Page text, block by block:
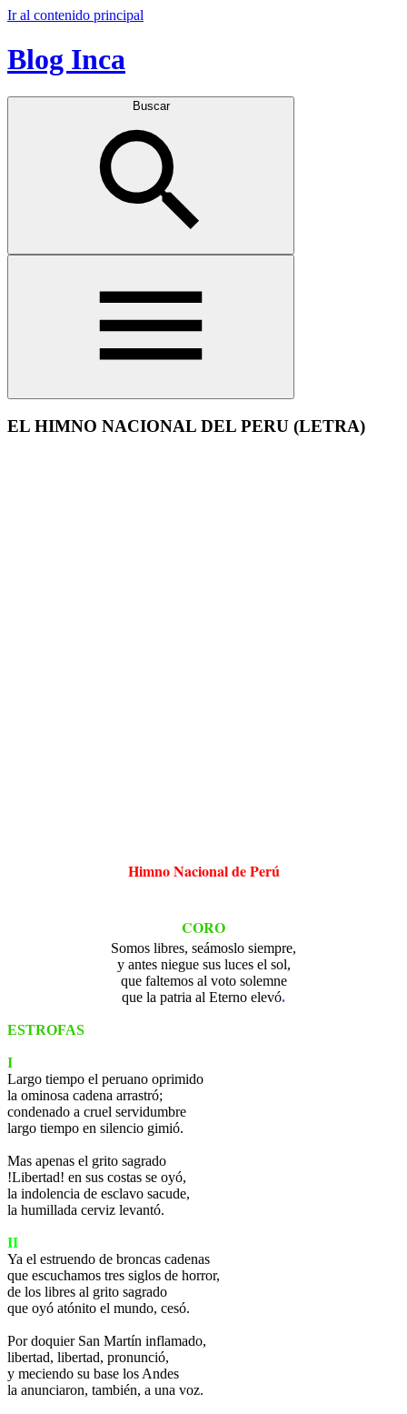
Ir al contenido principal
Blog Inca
Buscar
EL HIMNO NACIONAL DEL PERU (LETRA)
Himno Nacional de Perú
CORO
Somos libres, seámoslo siempre,
y antes niegue sus luces el sol,
que faltemos al voto solemne
que la patria al Eterno elevó.
ESTROFAS
I
Largo tiempo el peruano oprimido
la ominosa cadena arrastró;
condenado a cruel servidumbre
largo tiempo en silencio gimió.
Mas apenas el grito sagrado
!Libertad! en sus costas se oyó,
la indolencia de esclavo sacude,
la humillada cerviz levantó.
II
Ya el estruendo de broncas cadenas
que escuchamos tres siglos de horror,
de los libres al grito sagrado
que oyó atónito el mundo, cesó.
Por doquier San Martín inflamado,
libertad, libertad, pronunció,
y meciendo su base los Andes
la anunciaron, también, a una voz.